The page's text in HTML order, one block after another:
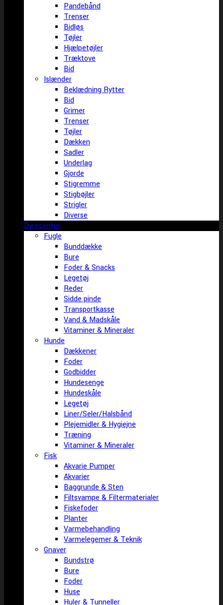
Pandebånd
Trenser
Bidløs
Tøjler
Hjælpetøjler
Træktove
Bid
Islænder
Beklædning Rytter
Bid
Grimer
Trenser
Tøjler
Dækken
Sadler
Underlag
Gjorde
Stigremme
Stigbøjler
Strigler
Diverse
Dyrecenter
Fugle
Bunddække
Bure
Foder & Snacks
Legetøj
Reder
Sidde pinde
Transportkasse
Vand & Madskåle
Vitaminer & Mineraler
Hunde
Dækkener
Foder
Godbidder
Hundesenge
Hundeskåle
Legetøj
Liner/Seler/Halsbånd
Plejemidler & Hygiejne
Træning
Vitaminer & Mineraler
Fisk
Akvarie Pumper
Akvarier
Baggrunde & Sten
Filtsvampe & Filtermaterialer
Fiskefoder
Planter
Varmebehandling
Varmelegemer & Teknik
Gnaver
Bundstrø
Bure
Foder
Huse
Huler & Tunneller